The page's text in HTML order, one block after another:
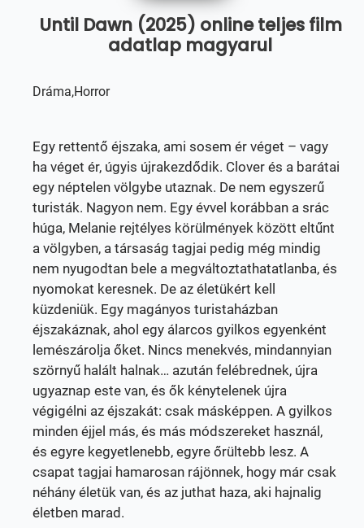
Until Dawn (2025) online teljes film
adatlap magyarul
Dráma,Horror
Egy rettentő éjszaka, ami sosem ér véget – vagy
ha véget ér, úgyis újrakezdődik. Clover és a barátai
egy néptelen völgybe utaznak. De nem egyszerű
turisták. Nagyon nem. Egy évvel korábban a srác
húga, Melanie rejtélyes körülmények között eltűnt
a völgyben, a társaság tagjai pedig még mindig
nem nyugodtan bele a megváltoztathatatlanba, és
nyomokat keresnek. De az életükért kell
küzdeniük. Egy magányos turistaházban
éjszakáznak, ahol egy álarcos gyilkos egyenként
lemészárolja őket. Nincs menekvés, mindannyian
szörnyű halált halnak… azután felébrednek, újra
ugyaznap este van, és ők kénytelenek újra
végigélni az éjszakát: csak másképpen. A gyilkos
minden éjjel más, és más módszereket használ,
és egyre kegyetlenebb, egyre őrültebb lesz. A
csapat tagjai hamarosan rájönnek, hogy már csak
néhány életük van, és az juthat haza, aki hajnalig
életben marad.